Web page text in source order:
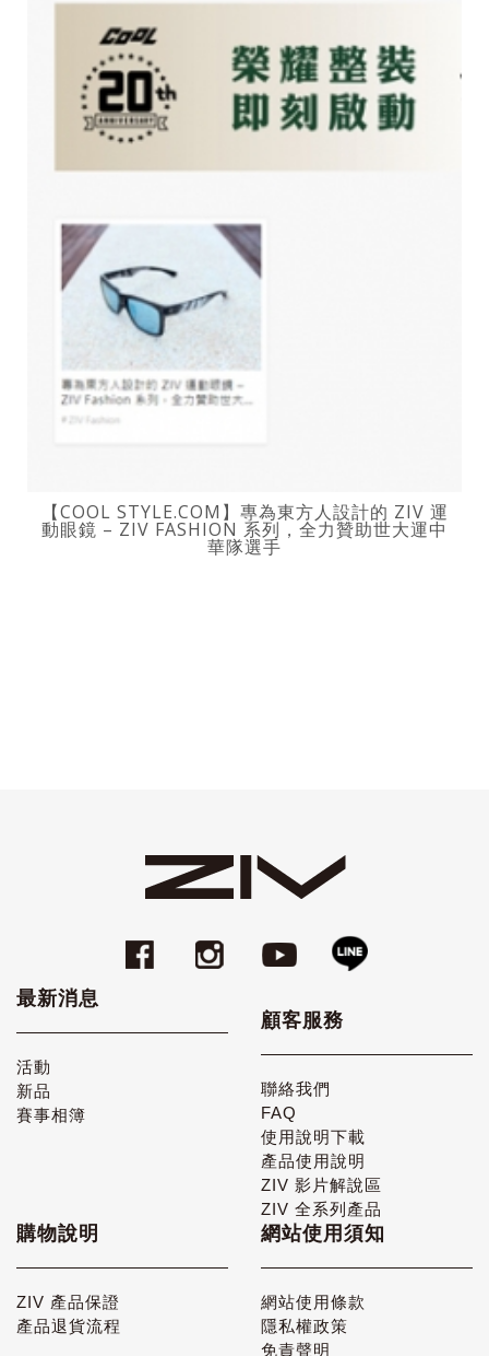
【COOL STYLE.COM】專為東方人設計的 ZIV 運
動眼鏡 – ZIV FASHION 系列，全力贊助世大運中
華隊選手
最新消息
活動
新品
賽事相簿
顧客服務
聯絡我們
FAQ
使用說明下載
產品使用說明
ZIV 影片解說區
ZIV 全系列產品
購物說明
ZIV 產品保證
產品退貨流程
網站使用須知
網站使用條款
隱私權政策
免責聲明